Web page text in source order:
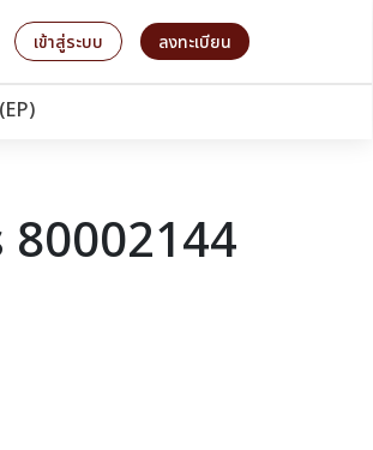
เข้าสู่ระบบ ลงทะเบียน